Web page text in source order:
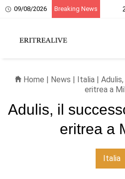
09/08/2026 Breaking News
Zeudi Araya, stella del cinema tra Italia
Home | News | Italia |
eritrea a
Adulis, il
eritrea a
Italia